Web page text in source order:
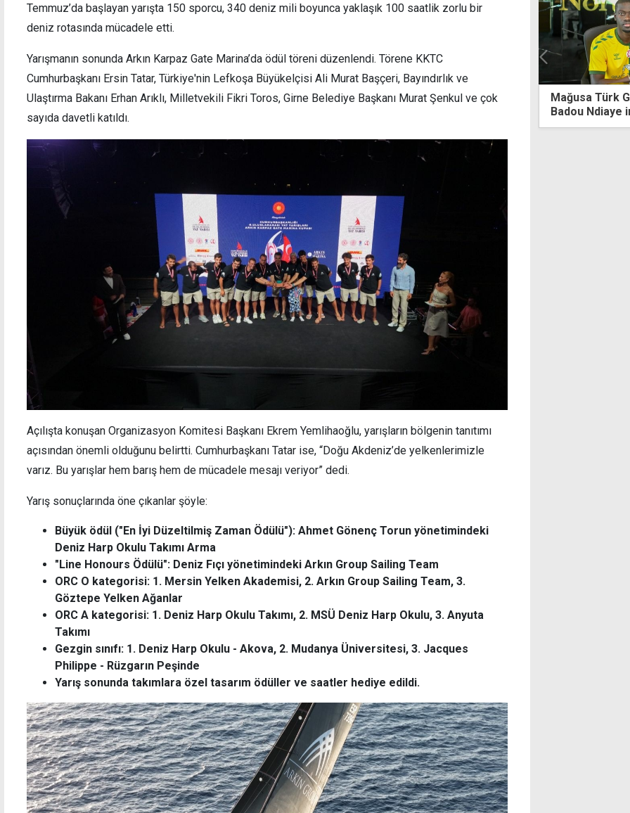
Temmuz’da başlayan yarışta 150 sporcu, 340 deniz mili boyunca yaklaşık 100 saatlik zorlu bir
deniz rotasında mücadele etti.
Yarışmanın sonunda Arkın Karpaz Gate Marina’da ödül töreni düzenlendi. Törene KKTC
Cumhurbaşkanı Ersin Tatar, Türkiye'nin Lefkoşa Büyükelçisi Ali Murat Başçeri, Bayındırlık ve
Ulaştırma Bakanı Erhan Arıklı, Milletvekili Fikri Toros, Girne Belediye Başkanı Murat Şenkul ve çok
sayıda davetli katıldı.
Açılışta konuşan Organizasyon Komitesi Başkanı Ekrem Yemlihaoğlu, yarışların bölgenin tanıtımı
açısından önemli olduğunu belirtti. Cumhurbaşkanı Tatar ise, “Doğu Akdeniz’de yelkenlerimizle
varız. Bu yarışlar hem barış hem de mücadele mesajı veriyor” dedi.
Yarış sonuçlarında öne çıkanlar şöyle:
Büyük ödül ("En İyi Düzeltilmiş Zaman Ödülü"): Ahmet Gönenç Torun yönetimindeki
Deniz Harp Okulu Takımı Arma
"Line Honours Ödülü": Deniz Fıçı yönetimindeki Arkın Group Sailing Team
ORC O kategorisi: 1. Mersin Yelken Akademisi, 2. Arkın Group Sailing Team, 3.
Göztepe Yelken Ağanlar
ORC A kategorisi: 1. Deniz Harp Okulu Takımı, 2. MSÜ Deniz Harp Okulu, 3. Anyuta
Takımı
Gezgin sınıfı: 1. Deniz Harp Okulu - Akova, 2. Mudanya Üniversitesi, 3. Jacques
Philippe - Rüzgarın Peşinde
Yarış sonunda takımlara özel tasarım ödüller ve saatler hediye edildi.
2026 FIFA Dünya Kupası'nda ilkler yaşandı
Mağusa Türk Gücü'nden yılın transferi:
2026